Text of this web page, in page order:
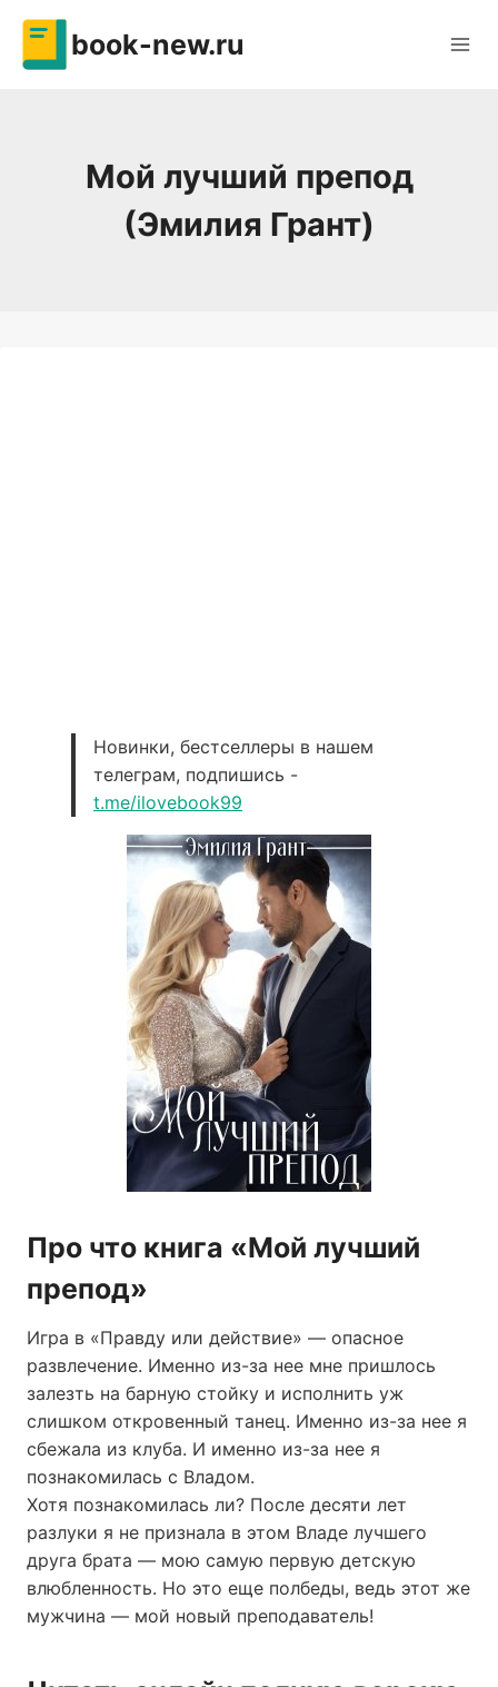
Перейти
содержимому
book-new.ru
Мой лучший препод
(Эмилия Грант)
Новинки, бестселлеры в нашем
телеграм, подпишись -
t.me/ilovebook99
Про что книга «Мой лучший
препод»
Игра в «Правду или действие» — опасное
развлечение. Именно из-за нее мне пришлось
залезть на барную стойку и исполнить уж
слишком откровенный танец. Именно из-за нее я
сбежала из клуба. И именно из-за нее я
познакомилась с Владом.
Хотя познакомилась ли? После десяти лет
разлуки я не признала в этом Владе лучшего
друга брата — мою самую первую детскую
влюбленность. Но это еще полбеды, ведь этот же
мужчина — мой новый преподаватель!